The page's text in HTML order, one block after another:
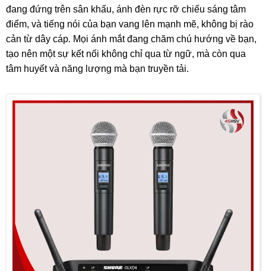
đang đứng trên sân khấu, ánh đèn rực rỡ chiếu sáng tâm
điểm, và tiếng nói của bạn vang lên mạnh mẽ, không bị rào
cản từ dây cáp. Mọi ánh mắt đang chăm chú hướng về bạn,
tạo nên một sự kết nối không chỉ qua từ ngữ, mà còn qua
tâm huyết và năng lượng mà bạn truyền tải.